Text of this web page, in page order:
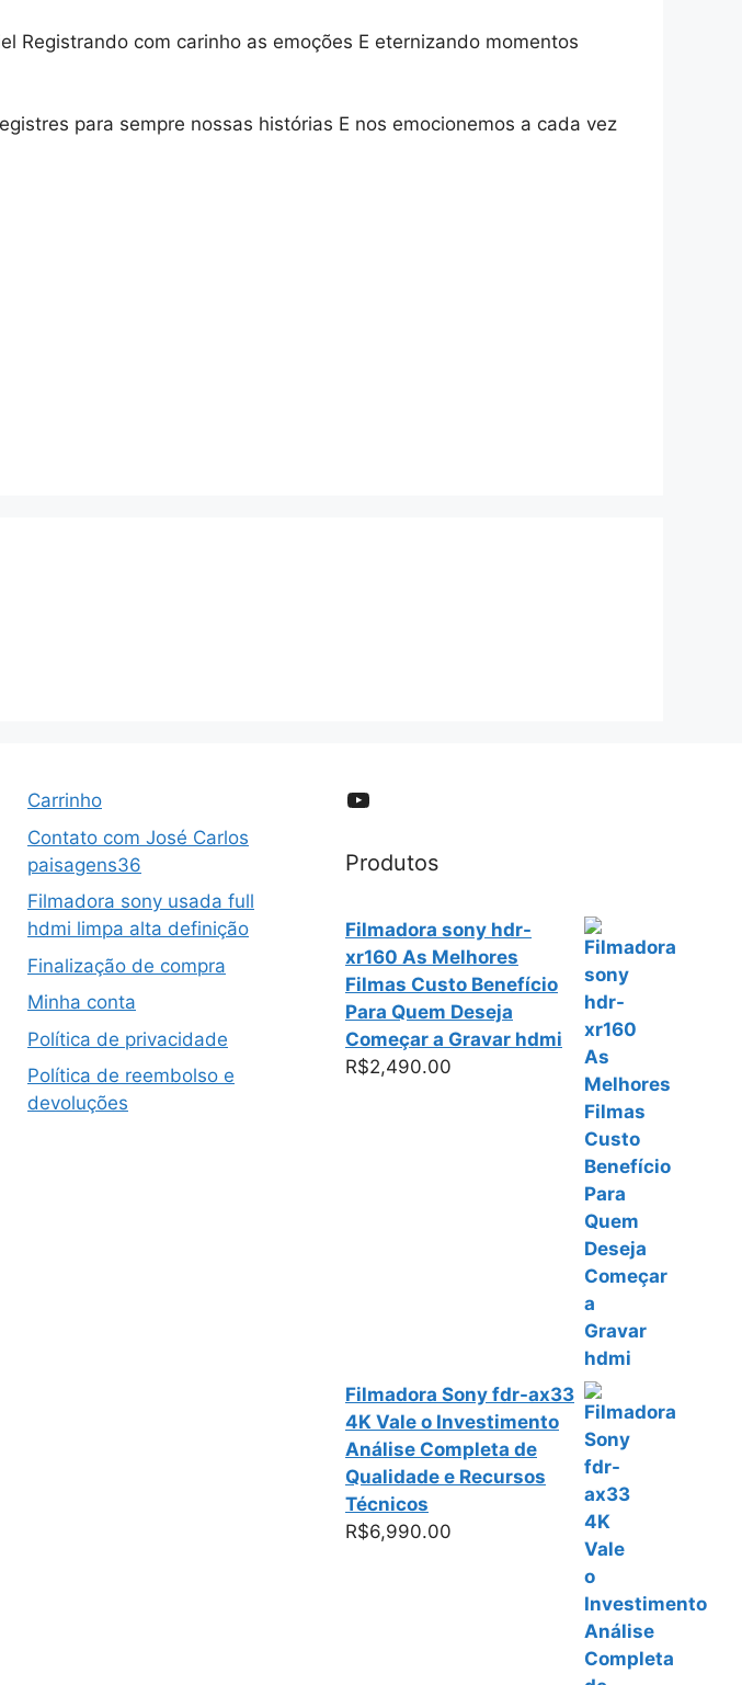
Registrando com carinho as emoções E eternizando momentos
para sempre nossas histórias E nos emocionemos a cada vez
Carrinho
Contato com José Carlos
paisagens36
Filmadora sony usada full
hdmi limpa alta definição
Finalização de compra
Minha conta
Política de privacidade
Política de reembolso e
devoluções
YouTube
Produtos
Filmadora sony hdr-
xr160 As Melhores
Filmas Custo Benefício
Para Quem Deseja
Começar a Gravar hdmi
R$2,490.00
Filmadora Sony fdr-ax33
4K Vale o Investimento
Análise Completa de
Qualidade e Recursos
Técnicos
R$6,990.00